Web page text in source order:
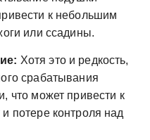
к небольшим
или ссадины.
Хотя это и редкость,
срабатывания
что может привести к
потере контроля над